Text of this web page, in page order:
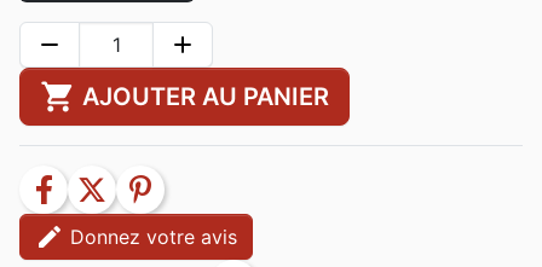
remove add
shopping_cart AJOUTER AU PANIER
facebook twitter
pinterest
edit Donnez votre avis